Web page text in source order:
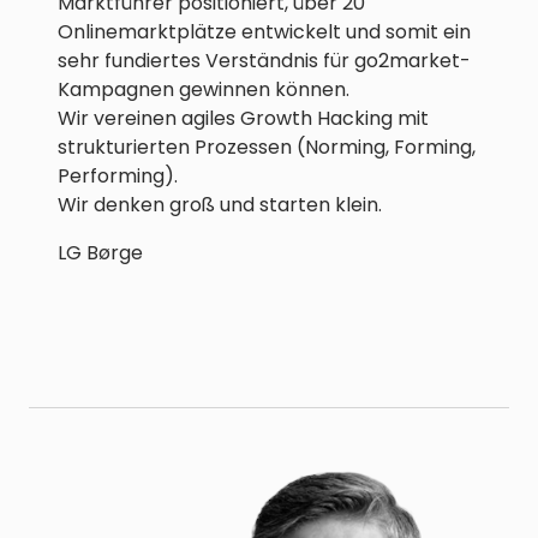
Onlinemarktplätze entwickelt und somit ein
sehr fundiertes Verständnis für go2market-
Kampagnen gewinnen können.
Wir vereinen agiles Growth Hacking mit
strukturierten Prozessen (Norming, Forming,
Performing).
Wir denken groß und starten klein.
LG Børge